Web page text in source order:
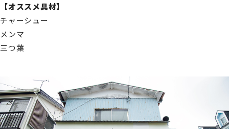
【オススメ具材】
チャーシュー
メンマ
三つ葉